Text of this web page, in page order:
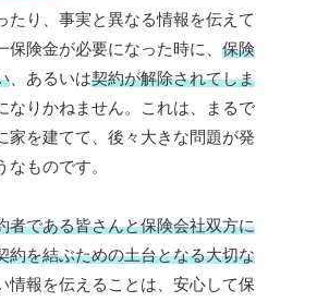
たり、事実と異なる情報を伝えて
保険金が必要になった時に、 保険
、あるいは契約が解除されてしま
なりかねません。これは、まるで
家を建てて、後々大きな問題が発
ものです。
者である皆さんと保険会社双方に
約を結ぶための土台となる大切な
情報を伝えることは、安心して保